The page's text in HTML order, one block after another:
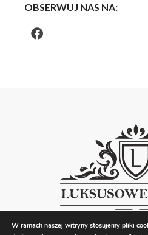
OBSERWUJ NAS NA:
W ramach naszej witryny stosujemy pliki